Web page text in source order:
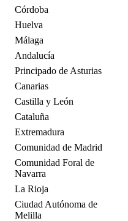
Córdoba
Huelva
Málaga
Andalucía
Principado de Asturias
Canarias
Castilla y León
Cataluña
Extremadura
Comunidad de Madrid
Comunidad Foral de
Navarra
La Rioja
Ciudad Autónoma de
Melilla